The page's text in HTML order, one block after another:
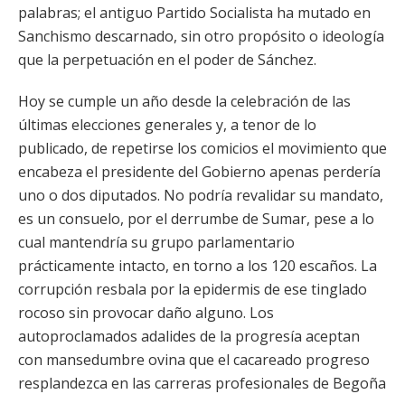
palabras; el antiguo Partido Socialista ha mutado en
Sanchismo descarnado, sin otro propósito o ideología
que la perpetuación en el poder de Sánchez.
Hoy se cumple un año desde la celebración de las
últimas elecciones generales y, a tenor de lo
publicado, de repetirse los comicios el movimiento que
encabeza el presidente del Gobierno apenas perdería
uno o dos diputados. No podría revalidar su mandato,
es un consuelo, por el derrumbe de Sumar, pese a lo
cual mantendría su grupo parlamentario
prácticamente intacto, en torno a los 120 escaños. La
corrupción resbala por la epidermis de ese tinglado
rocoso sin provocar daño alguno. Los
autoproclamados adalides de la progresía aceptan
con mansedumbre ovina que el cacareado progreso
resplandezca en las carreras profesionales de Begoña